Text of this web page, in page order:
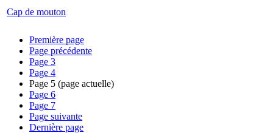
Cap de mouton
Première page
Page précédente
Page 3
Page 4
Page 5 (page actuelle)
Page 6
Page 7
Page suivante
Dernière page